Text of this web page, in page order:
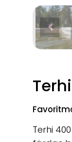
Terhi